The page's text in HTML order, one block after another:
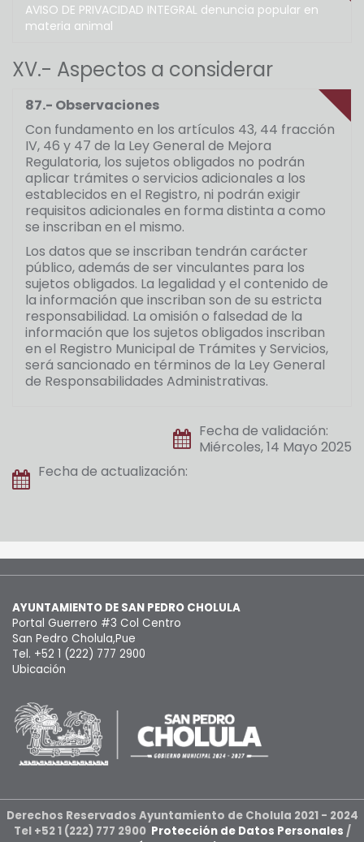
AVISO DE PRIVACIDAD INTEGRAL denuncia popular en
materia animal
XV.- Aspectos a considerar
87.- Observaciones
Con fundamento en los artículos 43, 44 fracción
IV, 46 y 47 de la Ley General de Mejora
Regulatoria, los sujetos obligados no podrán
aplicar trámites o servicios adicionales a los
establecidos en el Registro, ni podrán exigir
requisitos adicionales en forma distinta a como
se inscriban en el mismo.
Los datos que se inscriban tendrán carácter
público, además de ser vinculantes para los
sujetos obligados. La legalidad y el contenido de
la información que inscriban son de su estricta
responsabilidad. La omisión o falsedad de la
información que los sujetos obligados inscriban
en el Registro Municipal de Trámites y Servicios,
será sancionado en términos de la Ley General
de Responsabilidades Administrativas.
Fecha de validación:
Miércoles, 14 Mayo 2025
Fecha de actualización:
AYUNTAMIENTO DE SAN PEDRO CHOLULA
Portal Guerrero #3 Col Centro
San Pedro Cholula,Pue
Tel. +52 1 (222) 777 2900
Ubicación
Derechos Reservados Ayuntamiento de Cholula 2021 - 2024
Tel +52 1 (222) 777 2900 Protección de Datos Personales /